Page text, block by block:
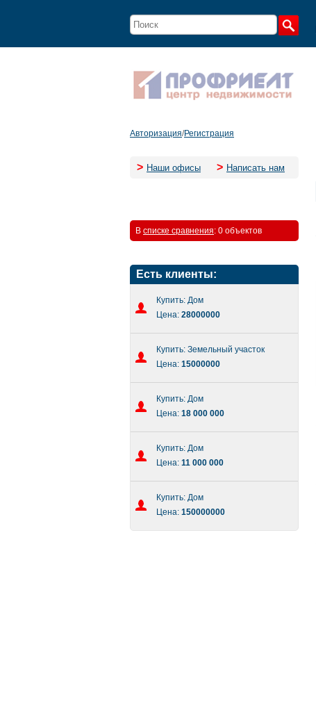
Авторизация/Регистрация
> Наши офисы > Написать нам
В списке сравнения: 0 объектов
Есть клиенты:
Купить: Дом
Цена: 28000000
Купить: Земельный участок
Цена: 15000000
Купить: Дом
Цена: 18 000 000
Купить: Дом
Цена: 11 000 000
Купить: Дом
Цена: 150000000